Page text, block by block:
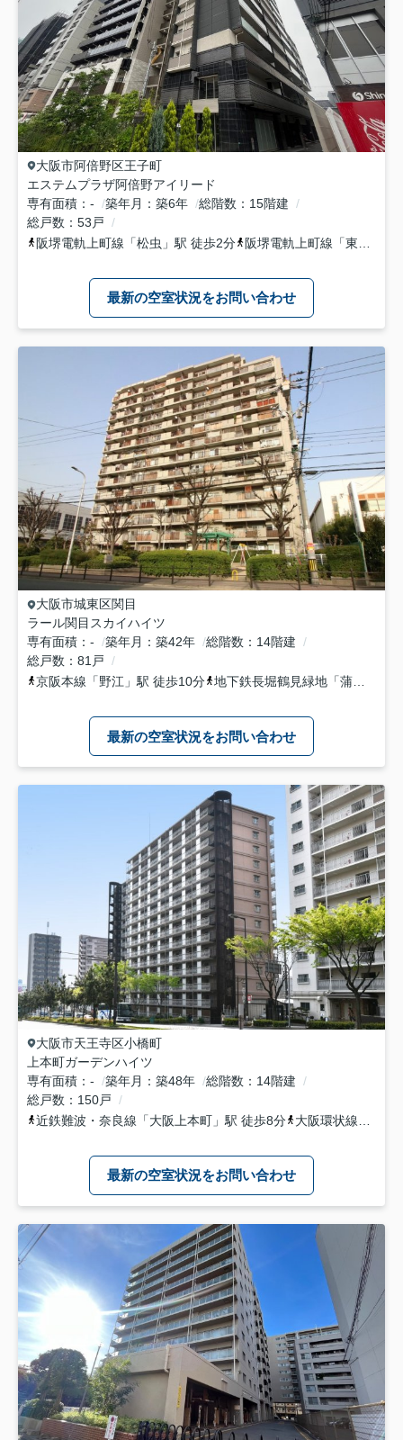
大阪市阿倍野区王子町
エステムプラザ阿倍野アイリード
専有面積
- 築年月 築6年 総階数
15階建
総戸数
53戸
阪堺電軌上町線 「松虫 」駅 徒歩2分 阪堺電軌上町線 「東天下茶屋
最新の空室状況をお問い合わせ
大阪市城東区関目
ラール関目スカイハイツ
専有面積
- 築年月 築42年 総階数
14階建
総戸数
81戸
京阪本線 「野江 」駅 徒歩10分 地下鉄長堀鶴見緑地 「蒲生四丁目
最新の空室状況をお問い合わせ
大阪市天王寺区小橋町
上本町ガーデンハイツ
専有面積
- 築年月 築48年 総階数
14階建
総戸数
150戸
近鉄難波・奈良線 「大阪上本町 」駅 徒歩8分 大阪環状線
最新の空室状況をお問い合わせ